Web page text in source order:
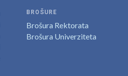
BROŠURE
Brošura Rektorata
Brošura Univerziteta